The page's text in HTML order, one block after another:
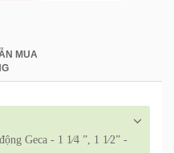
MUA
Geca - 1 1⁄4 ”, 1 1⁄2” -